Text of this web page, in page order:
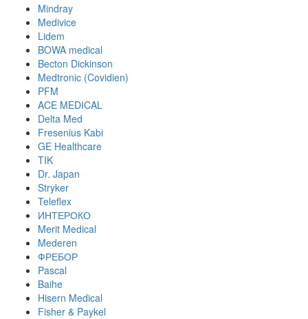
Mindray
Medivice
Lidem
BOWA medical
Becton Dickinson
Medtronic (Covidien)
PFM
ACE MEDICAL
Delta Med
Fresenius Kabi
GE Healthcare
TIK
Dr. Japan
Stryker
Teleflex
ИНТЕРОКО
Merit Medical
Mederen
ФРЕБОР
Pascal
Baihe
Hisern Medical
Fisher & Paykel